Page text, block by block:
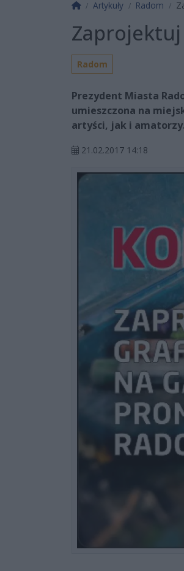
Strona główna
Artykuły Radom
Radom
Prezydent Miasta
umieszczona na
artyści, jak i amatorzy.
21.02.2017 14:18